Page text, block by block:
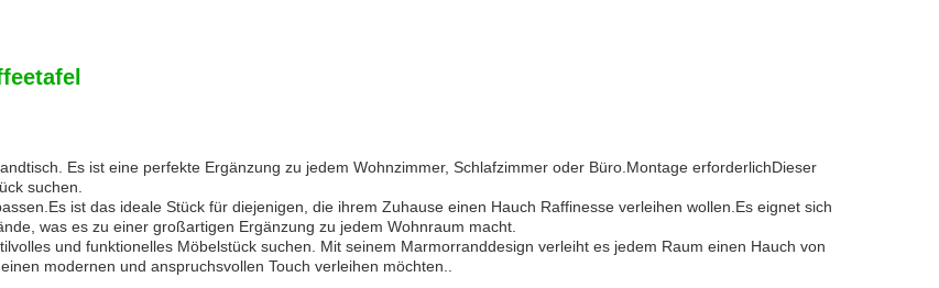
Es ist eine perfekte Ergänzung zu jedem Wohnzimmer, Schlafzimmer oder Büro.Montage erforderlichDieser
suchen.
ist das ideale Stück für diejenigen, die ihrem Zuhause einen Hauch Raffinesse verleihen wollen.Es eignet sich
was es zu einer großartigen Ergänzung zu jedem Wohnraum macht.
und funktionelles Möbelstück suchen. Mit seinem Marmorranddesign verleiht es jedem Raum einen Hauch von
modernen und anspruchsvollen Touch verleihen möchten..